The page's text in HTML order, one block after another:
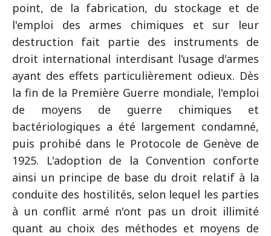
point, de la fabrication, du stockage et de
l'emploi des armes chimiques et sur leur
destruction fait partie des instruments de
droit international interdisant l'usage d'armes
ayant des effets particulièrement odieux. Dès
la fin de la Première Guerre mondiale, l'emploi
de moyens de guerre chimiques et
bactériologiques a été largement condamné,
puis prohibé dans le Protocole de Genève de
1925. L'adoption de la Convention conforte
ainsi un principe de base du droit relatif à la
conduite des hostilités, selon lequel les parties
à un conflit armé n'ont pas un droit illimité
quant au choix des méthodes et moyens de